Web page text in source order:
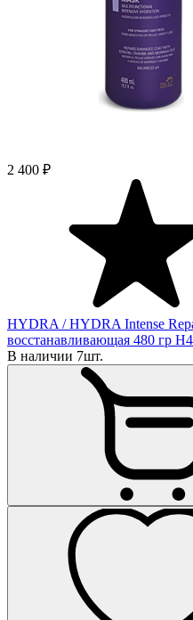
2 400 ₽
HYDRA / HYDRA Intense
восстанавливающая 480 гр
В наличии 7шт.